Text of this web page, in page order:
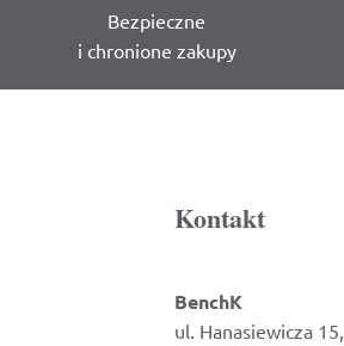
Bezpieczne
i chronione zakupy
Kontakt
BenchK
ul. Hanasiewicza 15,